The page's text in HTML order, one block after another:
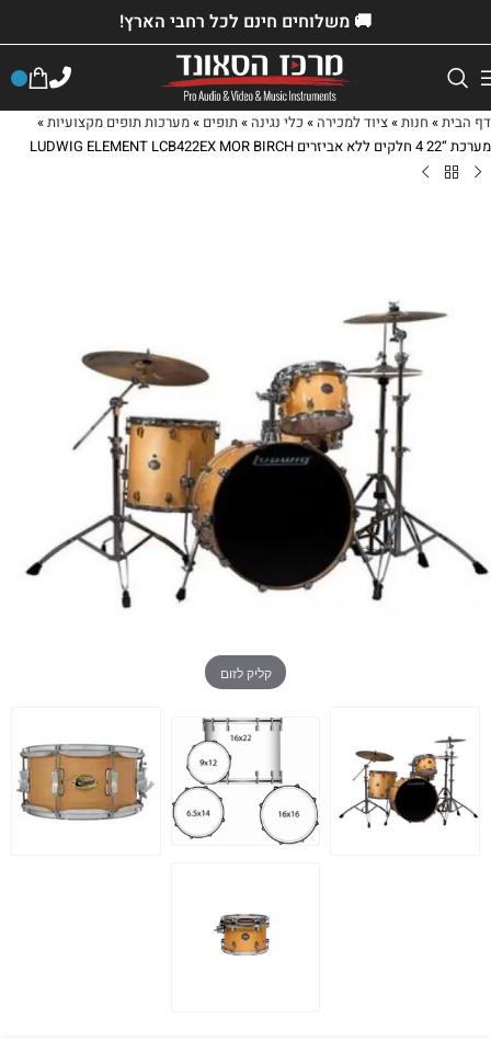
🚚 משלוחים חינם לכל רחבי הארץ!
דף הבית» חנות»ציוד למכירה » כלי נגינה »תופים »מערכות תופים מקצועיות»
מערכת “22 4 חלקים ללא אביזרים LUDWIG ELEMENT LCB422EX MOR BIRCH
קליק לזום